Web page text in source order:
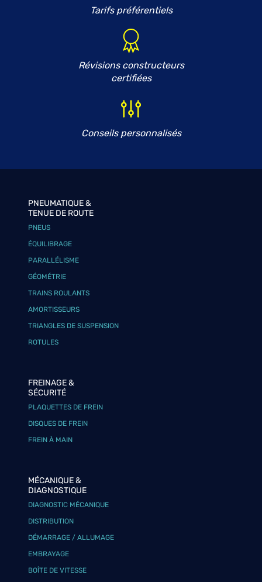
Tarifs préférentiels
Révisions constructeurs
certifiées
Conseils personnalisés
PNEUMATIQUE &
TENUE DE ROUTE
PNEUS
ÉQUILIBRAGE
PARALLÉLISME
GÉOMÉTRIE
TRAINS ROULANTS
AMORTISSEURS
TRIANGLES DE SUSPENSION
ROTULES
FREINAGE &
SÉCURITÉ
PLAQUETTES DE FREIN
DISQUES DE FREIN
FREIN À MAIN
MÉCANIQUE &
DIAGNOSTIQUE
DIAGNOSTIC MÉCANIQUE
DISTRIBUTION
DÉMARRAGE / ALLUMAGE
EMBRAYAGE
BOÎTE DE VITESSE